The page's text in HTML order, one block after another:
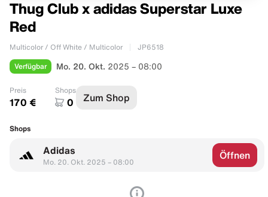
Thug Club x adidas Superstar Luxe
Red
Multicolor / Off White / Multicolor JP6518
Verfügbar Mo. 20. Okt. 2025 – 08:00
Preis
170 €
Shops
0 Zum Shop
Shops
Adidas
Mo. 20. Okt. 2025 – 08:00
Öffnen